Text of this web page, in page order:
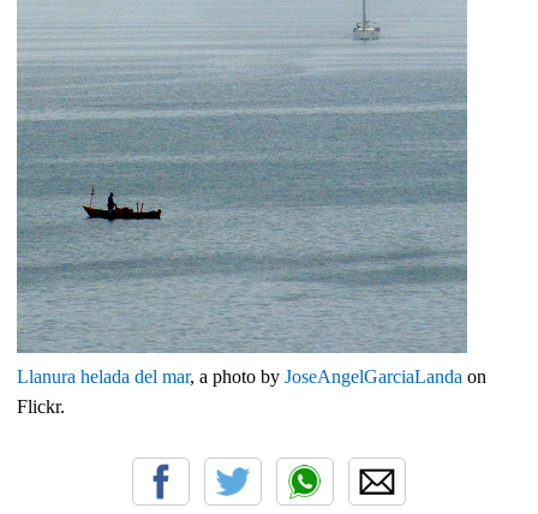
Llanura helada del mar, a photo by JoseAngelGarciaLanda on
Flickr.